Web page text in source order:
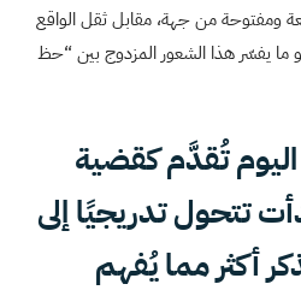
ومفتوحة من جهة، مقابل ثقل الواقع
يفسّر هذا الشعور المزدوج بين “حظ
تُقدَّم كقضية
تتحول تدريجيًا إلى
أكثر مما يُفهم